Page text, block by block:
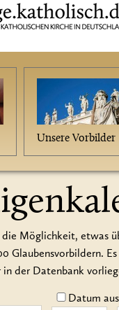
Unsere Vorbilder
Möglichkeit, etwas
Glaubensvorbildern.
in der Datenbank
Datum